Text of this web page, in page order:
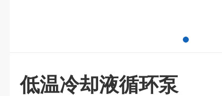
低温冷却液循环泵